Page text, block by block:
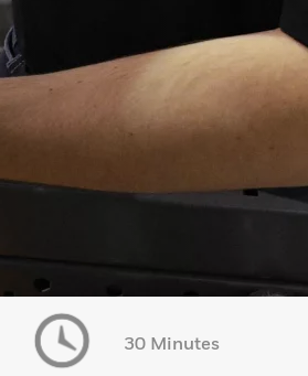
30 Minutes